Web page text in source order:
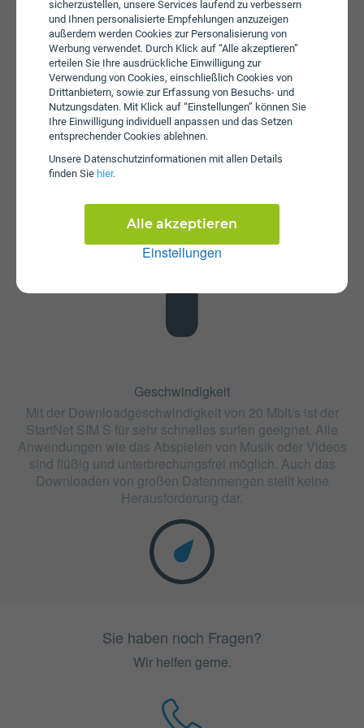
sicherzustellen, unsere Services laufend zu verbessern
und Ihnen personalisierte Empfehlungen anzuzeigen
außerdem werden Cookies zur Personalisierung von
Werbung verwendet. Durch Klick auf “Alle akzeptieren”
erteilen Sie Ihre ausdrückliche Einwilligung zur
Verwendung von Cookies, einschließlich Cookies von
Drittanbietern, sowie zur Erfassung von Besuchs- und
Nutzungsdaten. Mit Klick auf “Einstellungen” können Sie
Ihre Einwilligung individuell anpassen und das Setzen
entsprechender Cookies ablehnen.
Unsere Daten­schutz­informationen mit allen Details
finden Sie hier.
Einstellungen
Alle akzeptieren
Datenstick
Im Tarif StartNet SIM S ist kein Datenstick enthalten. Die
SIM-Karte kann in jedem gängigen Datenstick betrieben
werden, um Computer oder Laptop mit dem Internet zu
Tablets verwendet werden.
Geschwindigkeit
Mit der Downloadgeschwindigkeit von 20 Mbit/s ist der
StartNet SIM S für sehr schnelles surfen geeignet. Alle
Anwendungen wie das Abspielen von Musik oder Videos
sind flüßig und unterbrechungsfrei möglich. Auch das
Downloaden von großen Datenmengen stellt keine
Herausforderung dar.
Sie haben noch Fragen?
Wir helfen gerne.